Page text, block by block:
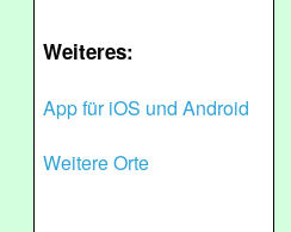
Weiteres:
App für iOS und Android
Weitere Orte